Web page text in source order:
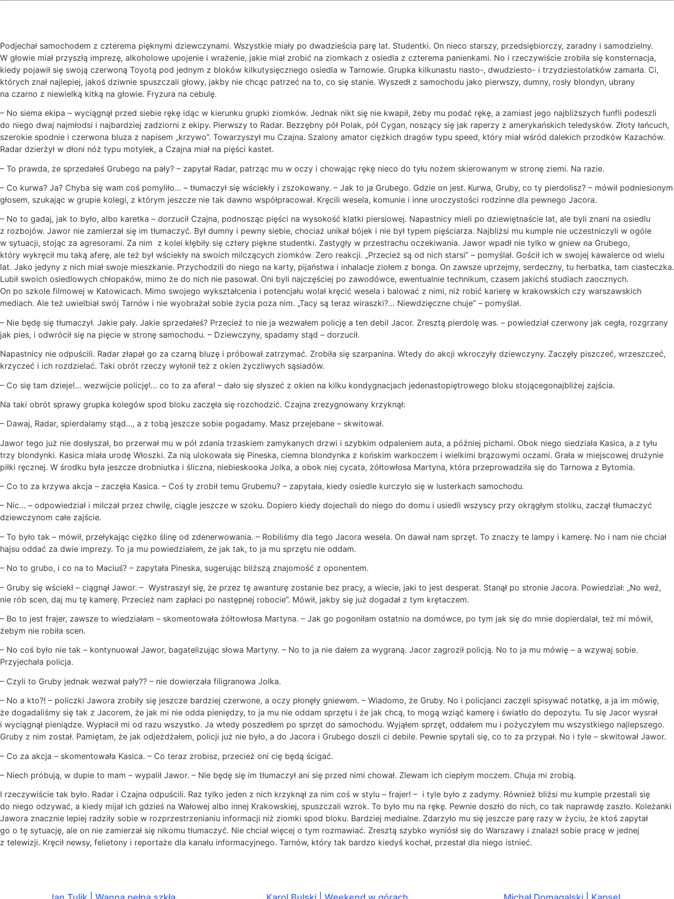
Podjechał samochodem z czterema pięknymi dziewczynami. Wszystkie miały po dwadzieścia parę lat. Studentki. On nieco starszy, przedsiębiorczy, zaradny i samodzielny.
W głowie miał przyszłą imprezę, alkoholowe upojenie i wrażenie, jakie miał zrobić na ziomkach z osiedla z czterema panienkami. No i rzeczywiście zrobiła się konsternacja,
kiedy pojawił się swoją czerwoną Toyotą pod jednym z bloków kilkutysięcznego osiedla w Tarnowie. Grupka kilkunastu nasto-, dwudziesto- i trzydziestolatków zamarła. Ci,
których znał najlepiej, jakoś dziwnie spuszczali głowy, jakby nie chcąc patrzeć na to, co się stanie. Wyszedł z samochodu jako pierwszy, dumny, rosły blondyn, ubrany
na czarno z niewielką kitką na głowie. Fryzura na cebulę.
– No siema ekipa – wyciągnął przed siebie rękę idąc w kierunku grupki ziomków. Jednak nikt się nie kwapił, żeby mu podać rękę, a zamiast jego najbliższych funfli podeszli
do niego dwaj najmłodsi i najbardziej zadziorni z ekipy. Pierwszy to Radar. Bezzębny pół Polak, pół Cygan, noszący się jak raperzy z amerykańskich teledysków. Złoty łańcuch,
szerokie spodnie i czerwona bluza z napisem „krzywo”. Towarzyszył mu Czajna. Szalony amator ciężkich dragów typu speed, który miał wśród dalekich przodków Kazachów.
Radar dzierżył w dłoni nóż typu motylek, a Czajna miał na pięści kastet.
– To prawda, że sprzedałeś Grubego na pały? – zapytał Radar, patrząc mu w oczy i chowając rękę nieco do tyłu nożem skierowanym w stronę ziemi. Na razie.
– Co kurwa? Ja? Chyba się wam coś pomyliło… – tłumaczył się wściekły i zszokowany. – Jak to ja Grubego. Gdzie on jest. Kurwa, Gruby, co ty pierdolisz? – mówił podniesionym
głosem, szukając w grupie kolegi, z którym jeszcze nie tak dawno współpracował. Kręcili wesela, komunie i inne uroczystości rodzinne dla pewnego Jacora.
– No to gadaj, jak to było, albo karetka – dorzucił Czajna, podnosząc pięści na wysokość klatki piersiowej. Napastnicy mieli po dziewiętnaście lat, ale byli znani na osiedlu
z rozbojów. Jawor nie zamierzał się im tłumaczyć. Był dumny i pewny siebie, chociaż unikał bójek i nie był typem pięściarza. Najbliżsi mu kumple nie uczestniczyli w ogóle
w sytuacji, stojąc za agresorami. Za nim z kolei kłębiły się cztery piękne studentki. Zastygły w przestrachu oczekiwania. Jawor wpadł nie tylko w gniew na Grubego,
który wykręcił mu taką aferę, ale też był wściekły na swoich milczących ziomków. Zero reakcji. „Przecież są od nich starsi” – pomyślał. Gościł ich w swojej kawalerce od wielu
lat. Jako jedyny z nich miał swoje mieszkanie. Przychodzili do niego na karty, pijaństwa i inhalacje ziołem z bonga. On zawsze uprzejmy, serdeczny, tu herbatka, tam ciasteczka.
Lubił swoich osiedlowych chłopaków, mimo że do nich nie pasował. Oni byli najczęściej po zawodówce, ewentualnie technikum, czasem jakichś studiach zaocznych.
On po szkole filmowej w Katowicach. Mimo swojego wykształcenia i potencjału wolał kręcić wesela i balować z nimi, niż robić karierę w krakowskich czy warszawskich
mediach. Ale też uwielbiał swój Tarnów i nie wyobrażał sobie życia poza nim. „Tacy są teraz wiraszki?… Niewdzięczne chuje” – pomyślał.
– Nie będę się tłumaczył. Jakie pały. Jakie sprzedałeś? Przecież to nie ja wezwałem policję a ten debil Jacor. Zresztą pierdolę was. – powiedział czerwony jak cegła, rozgrzany
jak pies, i odwrócił się na pięcie w stronę samochodu. – Dziewczyny, spadamy stąd – dorzucił.
Napastnicy nie odpuścili. Radar złapał go za czarną bluzę i próbował zatrzymać. Zrobiła się szarpanina. Wtedy do akcji wkroczyły dziewczyny. Zaczęły piszczeć, wrzeszczeć,
krzyczeć i ich rozdzielać. Taki obrót rzeczy wyłonił też z okien życzliwych sąsiadów.
– Co się tam dzieje!… wezwijcie policję!… co to za afera! – dało się słyszeć z okien na kilku kondygnacjach jedenastopiętrowego bloku stojącegonajbliżej zajścia.
Na taki obrót sprawy grupka kolegów spod bloku zaczęła się rozchodzić. Czajna zrezygnowany krzyknął:
– Dawaj, Radar, spierdalamy stąd…, a z tobą jeszcze sobie pogadamy. Masz przejebane – skwitował.
Jawor tego już nie dosłyszał, bo przerwał mu w pół zdania trzaskiem zamykanych drzwi i szybkim odpaleniem auta, a później pichami. Obok niego siedziała Kasica, a z tyłu
trzy blondynki. Kasica miała urodę Włoszki. Za nią ulokowała się Pineska, ciemna blondynka z końskim warkoczem i wielkimi brązowymi oczami. Grała w miejscowej drużynie
piłki ręcznej. W środku była jeszcze drobniutka i śliczna, niebieskooka Jolka, a obok niej cycata, żółtowłosa Martyna, która przeprowadziła się do Tarnowa z Bytomia.
– Co to za krzywa akcja – zaczęła Kasica. – Coś ty zrobił temu Grubemu? – zapytała, kiedy osiedle kurczyło się w lusterkach samochodu.
– Nic… – odpowiedział i milczał przez chwilę, ciągle jeszcze w szoku. Dopiero kiedy dojechali do niego do domu i usiedli wszyscy przy okrągłym stoliku, zaczął tłumaczyć
dziewczynom całe zajście.
– To było tak – mówił, przełykając ciężko ślinę od zdenerwowania. – Robiliśmy dla tego Jacora wesela. On dawał nam sprzęt. To znaczy te lampy i kamerę. No i nam nie chciał
hajsu oddać za dwie imprezy. To ja mu powiedziałem, że jak tak, to ja mu sprzętu nie oddam.
– No to grubo, i co na to Maciuś? – zapytała Pineska, sugerując bliższą znajomość z oponentem.
– Gruby się wściekł – ciągnął Jawor. – Wystraszył się, że przez tę awanturę zostanie bez pracy, a wiecie, jaki to jest desperat. Stanął po stronie Jacora. Powiedział: „No weź,
nie rób scen, daj mu tę kamerę. Przecież nam zapłaci po następnej robocie”. Mówił, jakby się już dogadał z tym krętaczem.
– Bo to jest frajer, zawsze to wiedziałam – skomentowała żółtowłosa Martyna. – Jak go pogoniłam ostatnio na domówce, po tym jak się do mnie dopierdalał, też mi mówił,
żebym nie robiła scen.
– No coś było nie tak – kontynuował Jawor, bagatelizując słowa Martyny. – No to ja nie dałem za wygraną. Jacor zagroził policją. No to ja mu mówię – a wzywaj sobie.
Przyjechała policja.
– Czyli to Gruby jednak wezwał pały?? – nie dowierzała filigranowa Jolka.
– No a kto?! – policzki Jawora zrobiły się jeszcze bardziej czerwone, a oczy płonęły gniewem. – Wiadomo, że Gruby. No i policjanci zaczęli spisywać notatkę, a ja im mówię,
że dogadaliśmy się tak z Jacorem, że jak mi nie odda pieniędzy, to ja mu nie oddam sprzętu i że jak chcą, to mogą wziąć kamerę i światło do depozytu. Tu się Jacor wysrał
i wyciągnął pieniądze. Wypłacił mi od razu wszystko. Ja wtedy poszedłem po sprzęt do samochodu. Wyjąłem sprzęt, oddałem mu i pożyczyłem mu wszystkiego najlepszego.
Gruby z nim został. Pamiętam, że jak odjeżdżałem, policji już nie było, a do Jacora i Grubego doszli ci debile. Pewnie spytali się, co to za przypał. No i tyle – skwitował Jawor.
– Co za akcja – skomentowała Kasica. – Co teraz zrobisz, przecież oni cię będą ścigać.
– Niech próbują, w dupie to mam – wypalił Jawor. – Nie będę się im tłumaczył ani się przed nimi chował. Zlewam ich ciepłym moczem. Chuja mi zrobią.
I rzeczywiście tak było. Radar i Czajna odpuścili. Raz tylko jeden z nich krzyknął za nim coś w stylu – frajer! – i tyle było z zadymy. Również bliżsi mu kumple przestali się
do niego odzywać, a kiedy mijał ich gdzieś na Wałowej albo innej Krakowskiej, spuszczali wzrok. To było mu na rękę. Pewnie doszło do nich, co tak naprawdę zaszło. Koleżanki
Jawora znacznie lepiej radziły sobie w rozprzestrzenianiu informacji niż ziomki spod bloku. Bardziej medialne. Zdarzyło mu się jeszcze parę razy w życiu, że ktoś zapytał
go o tę sytuację, ale on nie zamierzał się nikomu tłumaczyć. Nie chciał więcej o tym rozmawiać. Zresztą szybko wyniósł się do Warszawy i znalazł sobie pracę w jednej
z telewizji. Kręcił newsy, felietony i reportaże dla kanału informacyjnego. Tarnów, który tak bardzo kiedyś kochał, przestał dla niego istnieć.